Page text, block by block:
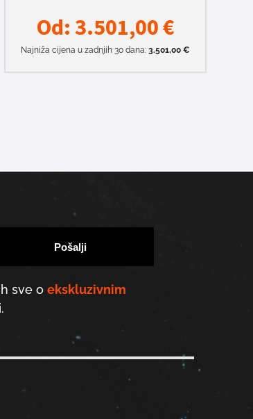
Od:3.501,00€
Najniža cijena u zadnjih 30 dana:3.501,00€
sve o ekskluzivnim